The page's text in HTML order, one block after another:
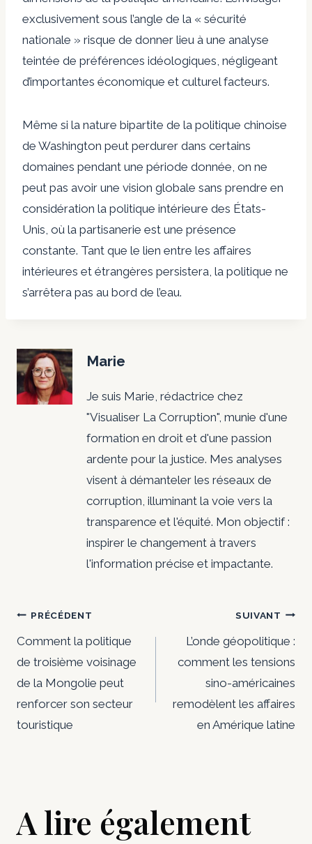
exclusivement sous l’angle de la « sécurité
nationale » risque de donner lieu à une analyse
teintée de préférences idéologiques, négligeant
d’importantes économique et culturel facteurs.
Même si la nature bipartite de la politique chinoise
de Washington peut perdurer dans certains
domaines pendant une période donnée, on ne
peut pas avoir une vision globale sans prendre en
considération la politique intérieure des États-
Unis, où la partisanerie est une présence
constante. Tant que le lien entre les affaires
intérieures et étrangères persistera, la politique ne
s’arrêtera pas au bord de l’eau.
Marie
Je suis Marie, rédactrice chez
"Visualiser La Corruption", munie d'une
formation en droit et d'une passion
ardente pour la justice. Mes analyses
visent à démanteler les réseaux de
corruption, illuminant la voie vers la
transparence et l'équité. Mon objectif :
inspirer le changement à travers
l'information précise et impactante.
Navigation
de
l’article
PRÉCÉDENT
Comment la politique
de troisième voisinage
de la Mongolie peut
renforcer son secteur
touristique
SUIVANT
L’onde géopolitique :
comment les tensions
sino-américaines
remodèlent les affaires
en Amérique latine
A lire également